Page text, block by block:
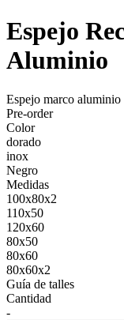
Espejo
Aluminio
Espejo marco aluminio
Pre-order
Color
dorado
inox
Negro
Medidas
100x80x2
110x50
120x60
80x50
80x60
80x60x2
Guía de talles
Cantidad
-